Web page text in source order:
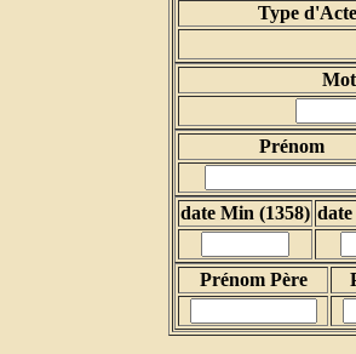
Type
Prénom
date Min (1358)
Prénom Père